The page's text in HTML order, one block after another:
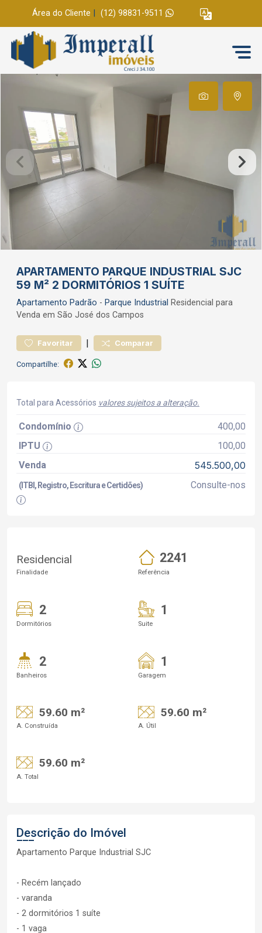
Área do Cliente (12) 98831-9511
APARTAMENTO PARQUE INDUSTRIAL SJC
59 M² 2 DORMITÓRIOS 1 SUÍTE
Apartamento Padrão - Parque Industrial Residencial para
Venda em São José dos Campos
Favoritar | Comparar
Compartilhe:
Total para Acessórios valores sujeitos a alteração.
Condomínio
400,00
IPTU
100,00
Venda
545.500,00
(ITBI, Registro, Escritura e Certidões) Consulte-nos
Residencial
Finalidade
2241
Referência
2
Dormitórios
1
Suite
2
Banheiros
1
Garagem
59.60 m²
A. Construída
59.60 m²
A. Útil
59.60 m²
A. Total
Descrição do Imóvel
Apartamento Parque Industrial SJC
- Recém lançado
- varanda
- 2 dormitórios 1 suíte
- 1 vaga